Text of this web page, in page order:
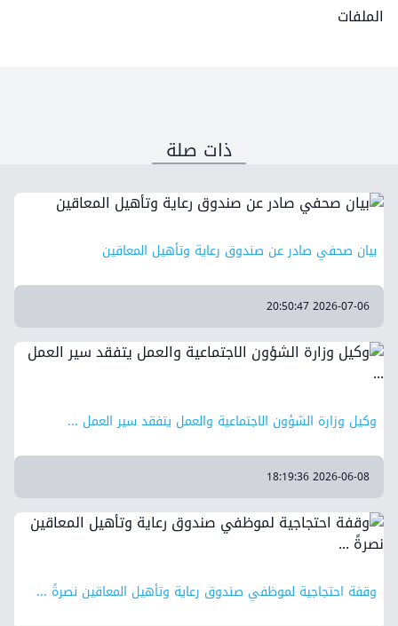
الملفات
ذات صلة
بيان صحفي صادر عن صندوق رعاية وتأهيل المعاقين
2026-07-06 20:50:47
وكيل وزارة الشؤون الاجتماعية والعمل يتفقد سير العمل ...
2026-06-08 18:19:36
وقفة احتجاجية لموظفي صندوق رعاية وتأهيل المعاقين نصرةً ...